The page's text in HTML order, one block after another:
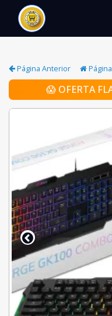
Página Anterior
😱 OFERTA
Anterior